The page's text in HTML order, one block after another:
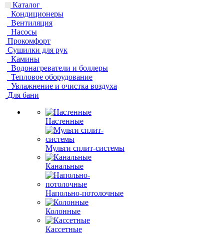
Каталог
Кондиционеры
Вентиляция
Насосы
Прокомфорт
Сушилки для рук
Камины
Водонагреватели и боллеры
Тепловое оборудование
Увлажнение и очистка воздуха
Для бани
Настенные
Мульти сплит-системы
Канальные
Напольно-потолочные
Колонные
Кассетные